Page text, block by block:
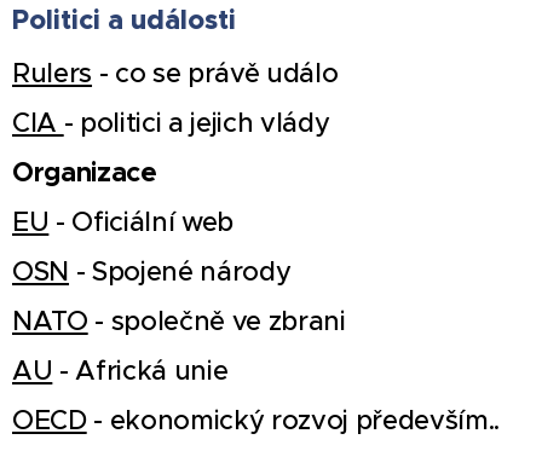
Politici a události
Rulers - co se právě událo
CIA - politici a jejich vlády
Organizace
EU - Oficiální web
OSN - Spojené národy
NATO - společně ve zbrani
AU - Africká unie
OECD- ekonomický rozvoj především..